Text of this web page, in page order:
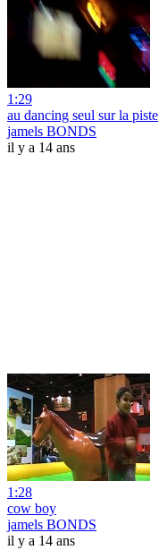
1:29
au dancing seul sur la piste
jamels BONDS
il y a 14 ans
1:28
cow boy
jamels BONDS
il y a 14 ans